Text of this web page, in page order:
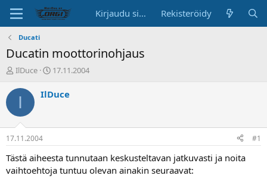
Kirjaudu sisään Rekisteröidy
Ducati
Ducatin moottorinohjaus
K
s
s
t
e
l
u
n
IlDuce
A
o
p
ä
v
17.11.2004
I IlDuce
17.11.2004 #1
Tästä aiheesta tunnutaan keskusteltavan jatkuvasti ja noita
vaihtoehtoja tuntuu olevan ainakin seuraavat: